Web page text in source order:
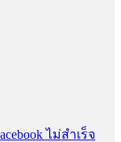
ไม่สำเร็จ